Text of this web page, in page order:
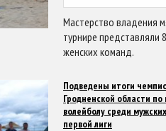
Мастерство владения
турнире представляли
женских команд.
Подведены итоги
Гродненской области
волейболу среди
первой лиги